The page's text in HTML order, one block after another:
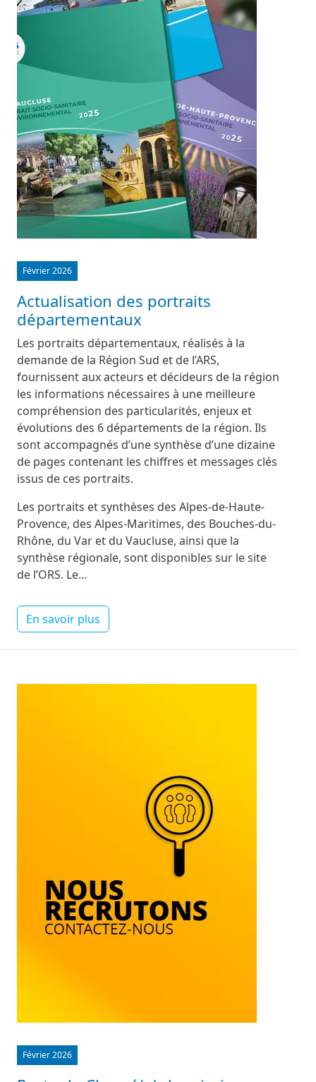
Février 2026
Actualisation des portraits
départementaux
Les portraits départementaux, réalisés à la
demande de la Région Sud et de l’ARS,
fournissent aux acteurs et décideurs de la région
les informations nécessaires à une meilleure
compréhension des particularités, enjeux et
évolutions des 6 départements de la région. Ils
sont accompagnés d’une synthèse d’une dizaine
de pages contenant les chiffres et messages clés
issus de ces portraits.
Les portraits et synthèses des Alpes-de-Haute-
Provence, des Alpes-Maritimes, des Bouches-du-
Rhône, du Var et du Vaucluse, ainsi que la
synthèse régionale, sont disponibles sur le site
de l’ORS. Le…
En savoir plus
Février 2026